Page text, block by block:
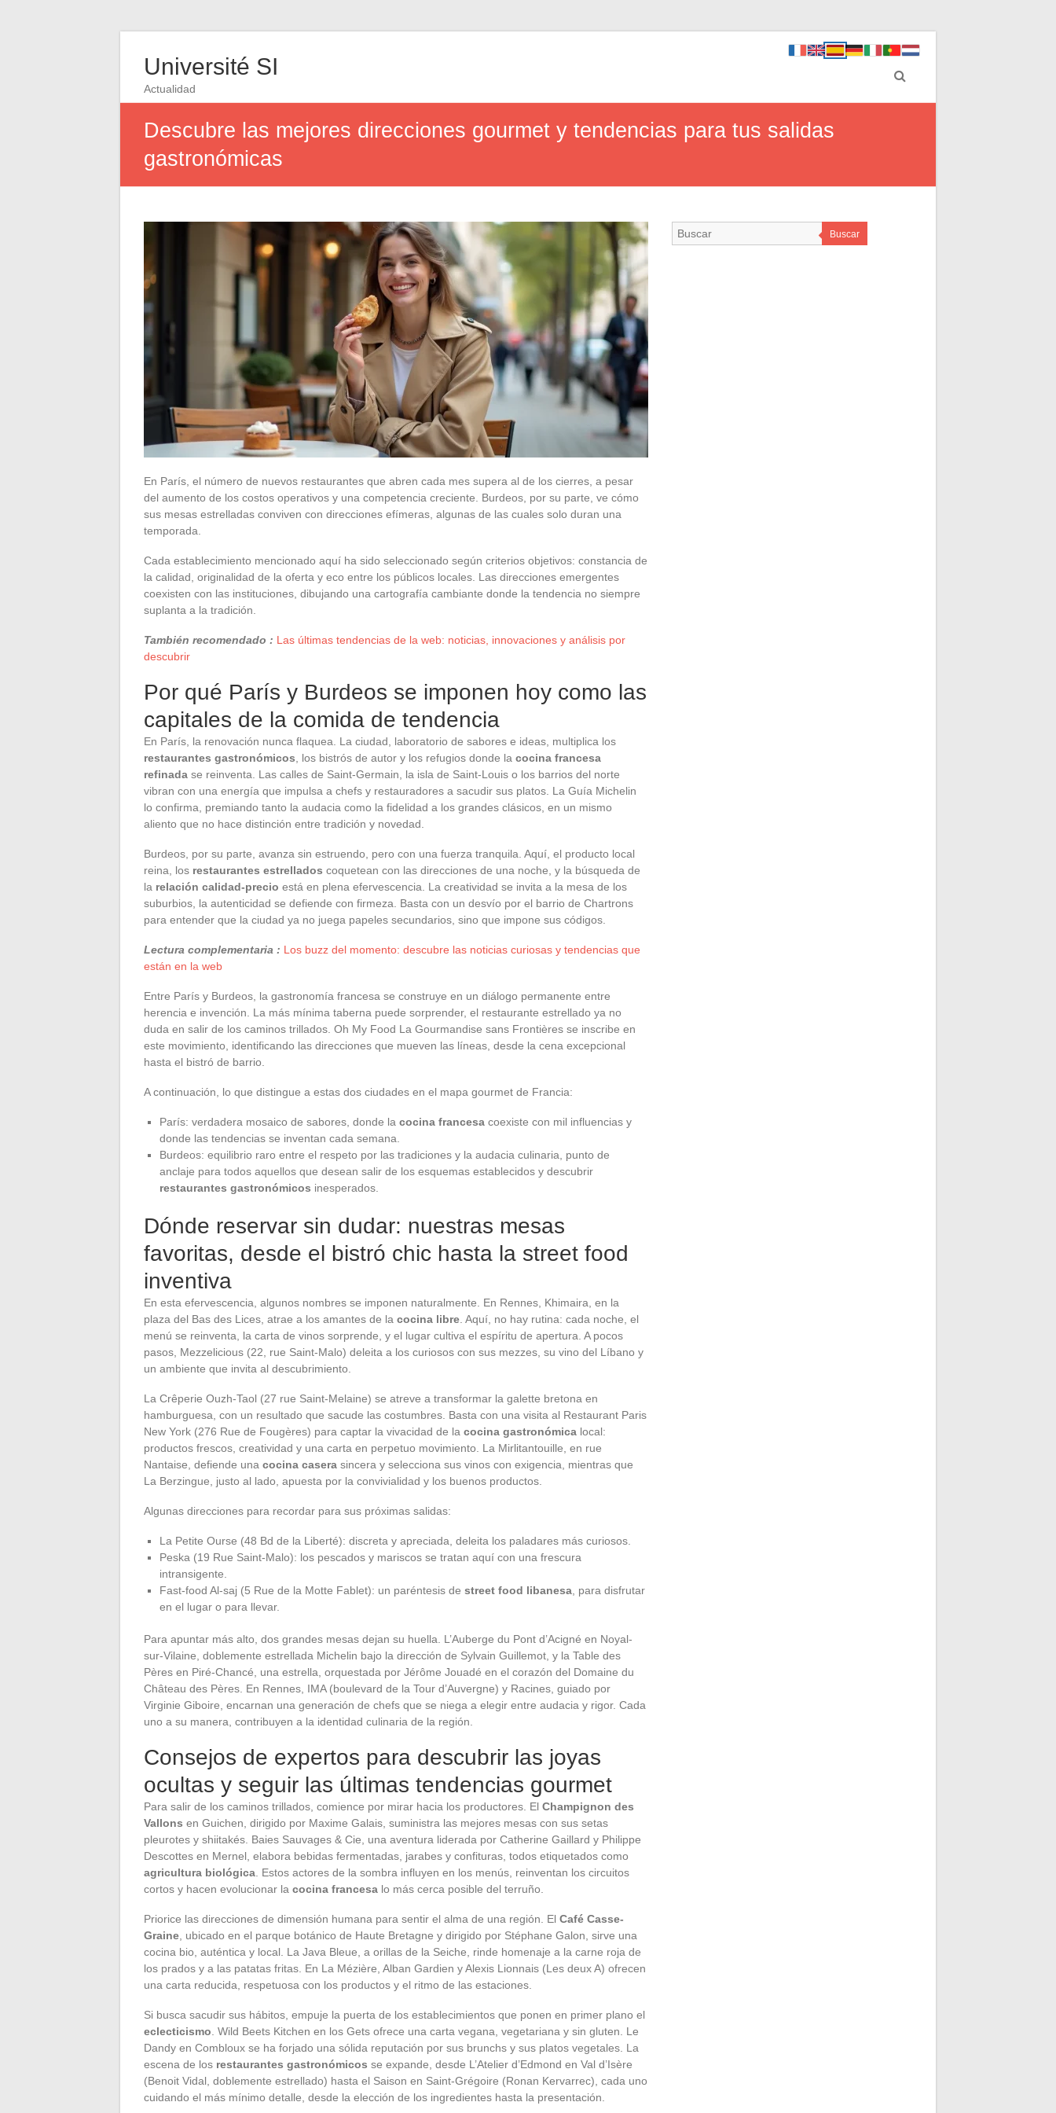
Université SI
Actualidad
Descubre las mejores direcciones gourmet y tendencias para tus salidas
gastronómicas
En París, el número de nuevos restaurantes que abren cada mes supera al de los cierres, a pesar
del aumento de los costos operativos y una competencia creciente. Burdeos, por su parte, ve cómo
sus mesas estrelladas conviven con direcciones efímeras, algunas de las cuales solo duran una
temporada.
Cada establecimiento mencionado aquí ha sido seleccionado según criterios objetivos: constancia de
la calidad, originalidad de la oferta y eco entre los públicos locales. Las direcciones emergentes
coexisten con las instituciones, dibujando una cartografía cambiante donde la tendencia no siempre
suplanta a la tradición.
También recomendado : Las últimas tendencias de la web: noticias, innovaciones y análisis por
descubrir
Por qué París y Burdeos se imponen hoy como las
capitales de la comida de tendencia
En París, la renovación nunca flaquea. La ciudad, laboratorio de sabores e ideas, multiplica los
restaurantes gastronómicos , los bistrós de autor y los refugios donde la cocina francesa
refinada se reinventa. Las calles de Saint-Germain, la isla de Saint-Louis o los barrios del norte
vibran con una energía que impulsa a chefs y restauradores a sacudir sus platos. La Guía Michelin
lo confirma, premiando tanto la audacia como la fidelidad a los grandes clásicos, en un mismo
aliento que no hace distinción entre tradición y novedad.
Burdeos, por su parte, avanza sin estruendo, pero con una fuerza tranquila. Aquí, el producto local
reina, los restaurantes estrellados coquetean con las direcciones de una noche, y la búsqueda de
la relación calidad-precio está en plena efervescencia. La creatividad se invita a la mesa de los
suburbios, la autenticidad se defiende con firmeza. Basta con un desvío por el barrio de Chartrons
para entender que la ciudad ya no juega papeles secundarios, sino que impone sus códigos.
Lectura complementaria : Los buzz del momento: descubre las noticias curiosas y tendencias que
están en la web
Entre París y Burdeos, la gastronomía francesa se construye en un diálogo permanente entre
herencia e invención. La más mínima taberna puede sorprender, el restaurante estrellado ya no
duda en salir de los caminos trillados. Oh My Food La Gourmandise sans Frontières se inscribe en
este movimiento, identificando las direcciones que mueven las líneas, desde la cena excepcional
hasta el bistró de barrio.
A continuación, lo que distingue a estas dos ciudades en el mapa gourmet de Francia:
París: verdadera mosaico de sabores, donde la cocina francesa coexiste con mil influencias y
donde las tendencias se inventan cada semana.
Burdeos: equilibrio raro entre el respeto por las tradiciones y la audacia culinaria, punto de
anclaje para todos aquellos que desean salir de los esquemas establecidos y descubrir
restaurantes gastronómicos inesperados.
Dónde reservar sin dudar: nuestras mesas
favoritas, desde el bistró chic hasta la street food
inventiva
En esta efervescencia, algunos nombres se imponen naturalmente. En Rennes, Khimaira, en la
plaza del Bas des Lices, atrae a los amantes de la cocina libre . Aquí, no hay rutina: cada noche, el
menú se reinventa, la carta de vinos sorprende, y el lugar cultiva el espíritu de apertura. A pocos
pasos, Mezzelicious (22, rue Saint-Malo) deleita a los curiosos con sus mezzes, su vino del Líbano y
un ambiente que invita al descubrimiento.
La Crêperie Ouzh-Taol (27 rue Saint-Melaine) se atreve a transformar la galette bretona en
hamburguesa, con un resultado que sacude las costumbres. Basta con una visita al Restaurant Paris
New York (276 Rue de Fougères) para captar la vivacidad de la cocina gastronómica local:
productos frescos, creatividad y una carta en perpetuo movimiento. La Mirlitantouille, en rue
Nantaise, defiende una cocina casera sincera y selecciona sus vinos con exigencia, mientras que
La Berzingue, justo al lado, apuesta por la convivialidad y los buenos productos.
Algunas direcciones para recordar para sus próximas salidas:
La Petite Ourse (48 Bd de la Liberté): discreta y apreciada, deleita los paladares más curiosos.
Peska (19 Rue Saint-Malo): los pescados y mariscos se tratan aquí con una frescura
intransigente.
Fast-food Al-saj (5 Rue de la Motte Fablet): un paréntesis de street food libanesa , para disfrutar
en el lugar o para llevar.
Para apuntar más alto, dos grandes mesas dejan su huella. L’Auberge du Pont d’Acigné en Noyal-
sur-Vilaine, doblemente estrellada Michelin bajo la dirección de Sylvain Guillemot, y la Table des
Pères en Piré-Chancé, una estrella, orquestada por Jérôme Jouadé en el corazón del Domaine du
Château des Pères. En Rennes, IMA (boulevard de la Tour d’Auvergne) y Racines, guiado por
Virginie Giboire, encarnan una generación de chefs que se niega a elegir entre audacia y rigor. Cada
uno a su manera, contribuyen a la identidad culinaria de la región.
Consejos de expertos para descubrir las joyas
ocultas y seguir las últimas tendencias gourmet
Para salir de los caminos trillados, comience por mirar hacia los productores. El Champignon des
Vallons en Guichen, dirigido por Maxime Galais, suministra las mejores mesas con sus setas
pleurotes y shiitakés. Baies Sauvages & Cie, una aventura liderada por Catherine Gaillard y Philippe
Descottes en Mernel, elabora bebidas fermentadas, jarabes y confituras, todos etiquetados como
agricultura biológica . Estos actores de la sombra influyen en los menús, reinventan los circuitos
cortos y hacen evolucionar la cocina francesa lo más cerca posible del terruño.
Priorice las direcciones de dimensión humana para sentir el alma de una región. El Café Casse-
Graine , ubicado en el parque botánico de Haute Bretagne y dirigido por Stéphane Galon, sirve una
cocina bio, auténtica y local. La Java Bleue, a orillas de la Seiche, rinde homenaje a la carne roja de
los prados y a las patatas fritas. En La Mézière, Alban Gardien y Alexis Lionnais (Les deux A) ofrecen
una carta reducida, respetuosa con los productos y el ritmo de las estaciones.
Si busca sacudir sus hábitos, empuje la puerta de los establecimientos que ponen en primer plano el
eclecticismo . Wild Beets Kitchen en los Gets ofrece una carta vegana, vegetariana y sin gluten. Le
Dandy en Combloux se ha forjado una sólida reputación por sus brunchs y sus platos vegetales. La
escena de los restaurantes gastronómicos se expande, desde L’Atelier d’Edmond en Val d’Isère
(Benoit Vidal, doblemente estrellado) hasta el Saison en Saint-Grégoire (Ronan Kervarrec), cada uno
cuidando el más mínimo detalle, desde la elección de los ingredientes hasta la presentación.
Buscar